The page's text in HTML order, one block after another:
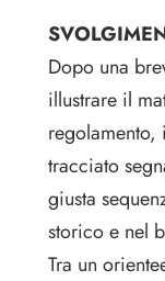
Dopo una
illustrare il
tracciato
giusta
storico e nel
Tra un